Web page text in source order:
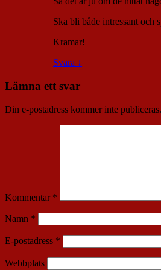
Ska bli både intressant och
Kramar!
Svara ↓
Lämna ett svar
Din e-postadress kommer inte publiceras.
Kommentar *
Namn *
E-postadress *
Webbplats